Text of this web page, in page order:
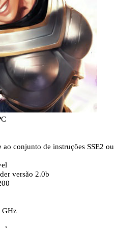
conjunto de instruções SSE2
versão 2.0b
GHz